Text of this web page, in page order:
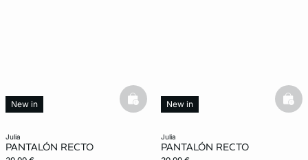
julia
PANTALÓN RECTO
New in basketfull
julia
PANTALÓN RECTO
New in